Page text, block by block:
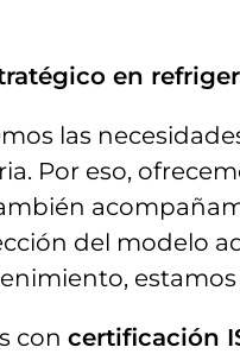
en
las
Por eso,
del modelo
con certificación